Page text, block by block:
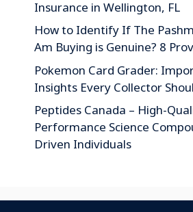
Insurance in Wellington, FL
How to Identify If The
Am Buying is Genuine? 8
Pokemon Card Grader:
Insights Every Collector
Peptides Canada – High-
Performance Science
Driven Individuals